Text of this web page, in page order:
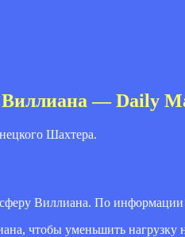
Виллиана — Daily
Шахтера.
Виллиана. По
чтобы уменьшить